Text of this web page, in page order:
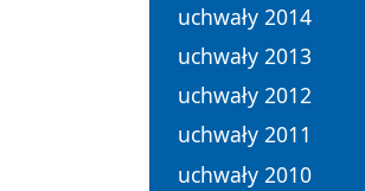
uchwały 2014
uchwały 2013
uchwały 2012
uchwały 2011
uchwały 2010